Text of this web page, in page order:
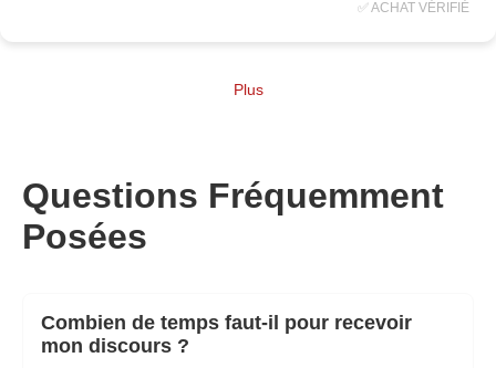
✅ ACHAT VÉRIFIÉ
Plus
Questions Fréquemment
Posées
Combien de temps faut-il pour recevoir
mon discours ?